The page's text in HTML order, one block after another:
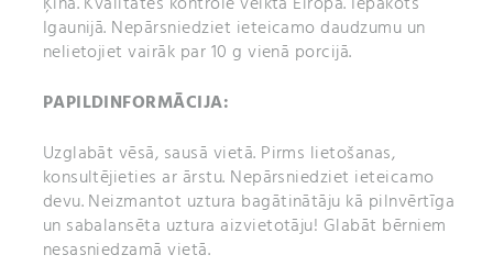
Igaunijā. Nepārsniedziet ieteicamo daudzumu un
nelietojiet vairāk par 10 g vienā porcijā.
PAPILDINFORMĀCIJA:
Uzglabāt vēsā, sausā vietā. Pirms lietošanas,
konsultējieties ar ārstu. Nepārsniedziet ieteicamo
devu. Neizmantot uztura bagātinātāju kā pilnvērtīga
un sabalansēta uztura aizvietotāju! Glabāt bērniem
nesasniedzamā vietā.